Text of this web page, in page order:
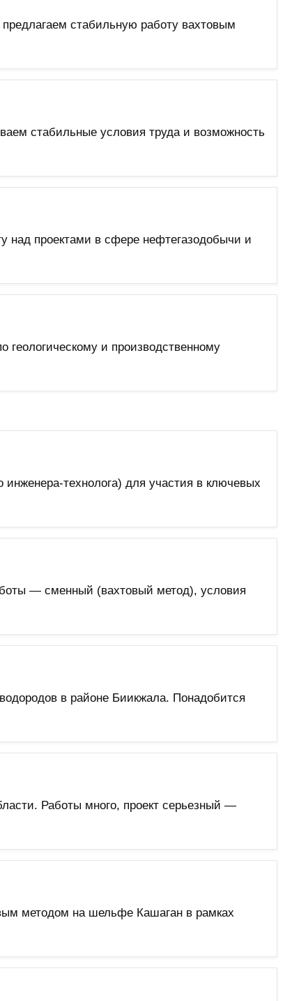
стабильную работу вахтовым
стабильные условия труда и возможность
над проектами в сфере нефтегазодобычи и
и производственному
технолога) для участия в ключевых
— сменный (вахтовый метод), условия
в районе Биикжала. Понадобится
Работы много, проект серьезный —
методом на шельфе Кашаган в рамках